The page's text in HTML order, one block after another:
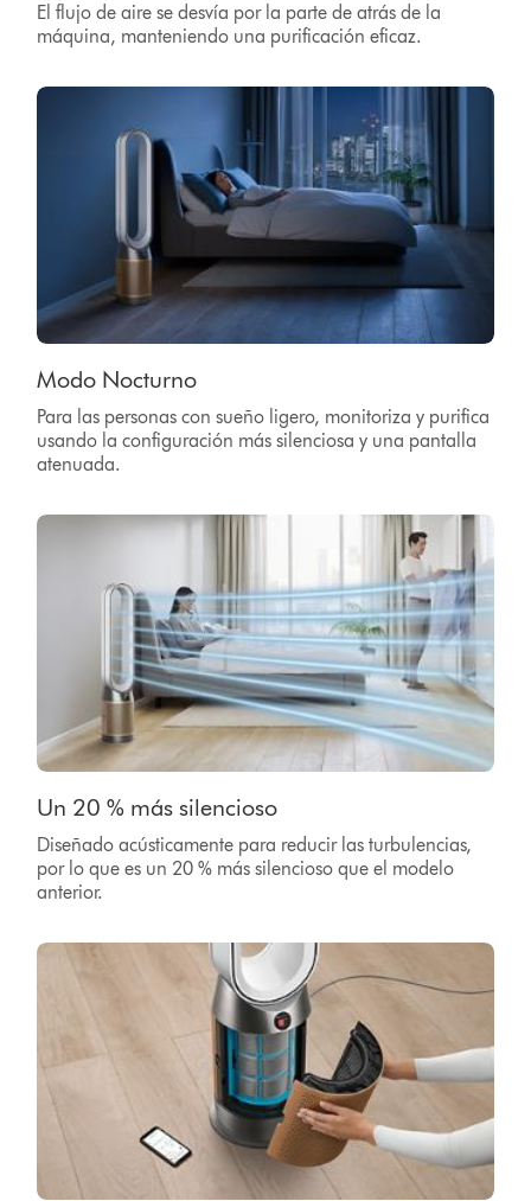
El flujo de aire se desvía por la parte de atrás de la
máquina, manteniendo una purificación eficaz.
Modo Nocturno
Para las personas con sueño ligero, monitoriza y purifica
usando la configuración más silenciosa y una pantalla
atenuada.
Un 20 % más silencioso
Diseñado acústicamente para reducir las turbulencias,
por lo que es un 20 % más silencioso que el modelo
anterior.